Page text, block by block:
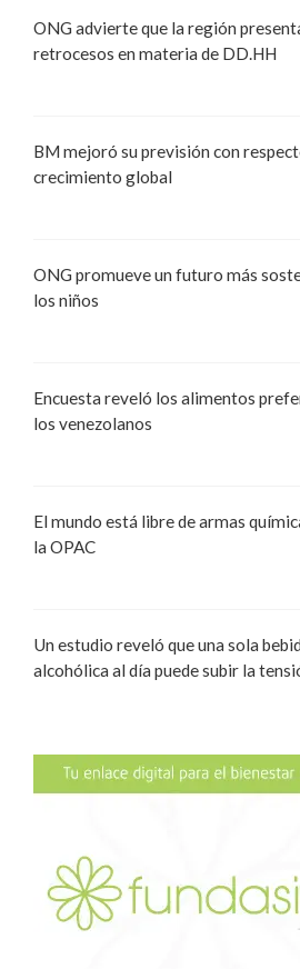
ONG advierte que la región
retrocesos en materia de DD.HH
BM mejoró su previsión con
crecimiento global
ONG promueve un futuro más
los niños
Encuesta reveló los alimentos
los venezolanos
El mundo está libre de armas
la OPAC
Un estudio reveló que una sola
alcohólica al día puede subir la